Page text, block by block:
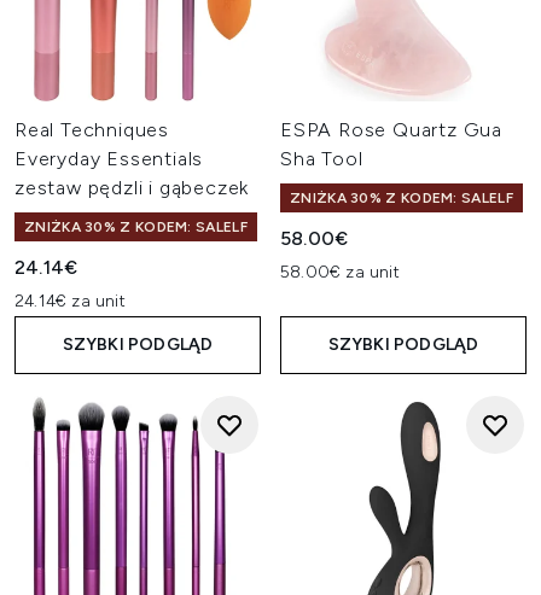
Real Techniques
Everyday Essentials
zestaw pędzli i gąbeczek
ZNIŻKA 30% Z KODEM: SALELF
24.14€
24.14€ za unit
SZYBKI PODGLĄD
ESPA Rose Quartz Gua
Sha Tool
ZNIŻKA 30% Z KODEM: SALELF
58.00€
58.00€ za unit
SZYBKI PODGLĄD